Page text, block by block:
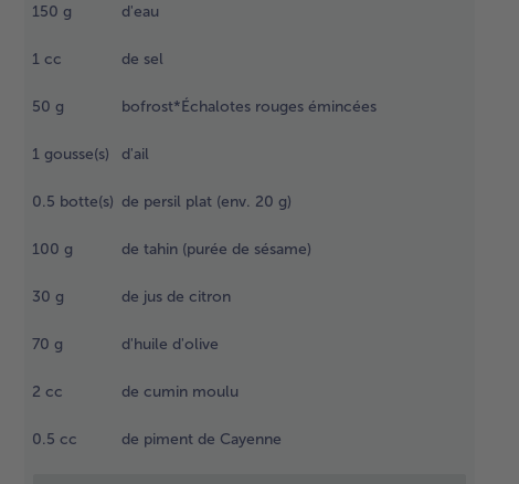
150 g d'eau
1 cc de sel
50 g bofrost*Échalotes rouges émincées
1 gousse(s) d'ail
0.5 botte(s) de persil plat (env. 20 g)
100 g de tahin (purée de sésame)
30 g de jus de citron
70 g d'huile d'olive
2 cc de cumin moulu
0.5 cc de piment de Cayenne
le bol du
et cuire 38
°C, en sens
vitesse 1.
fèves et le
cuisson
saladier et
refroidir
heure.